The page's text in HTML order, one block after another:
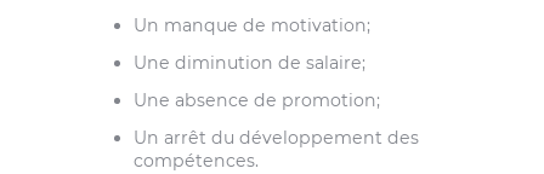
Un manque de motivation;
Une diminution de salaire;
Une absence de promotion;
Un arrêt du développement des
compétences.